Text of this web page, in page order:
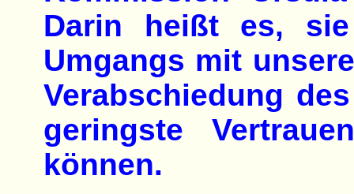
Darin heißt es,
Umgangs mit
Verabschiedung
geringste
können.